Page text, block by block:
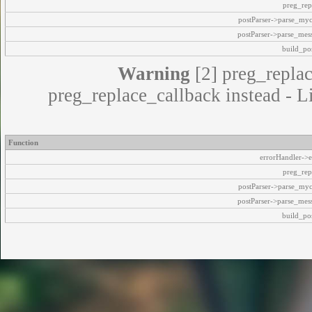
postParser-
postParser-
Warning [2]
preg_replace_callback instead -
Function
errorHandler-
postParser-
postParser-